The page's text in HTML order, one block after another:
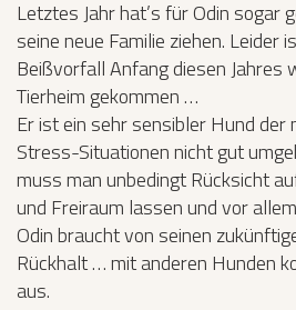
Letztes Jahr hat’s für Odin sogar
seine neue Familie ziehen. Leider
Beißvorfall Anfang diesen Jahres
Tierheim gekommen …
Er ist ein sehr sensibler Hund der
Stress-Situationen nicht gut
muss man unbedingt Rücksicht
und Freiraum lassen und vor
Odin braucht von seinen
Rückhalt … mit anderen Hunden
aus.